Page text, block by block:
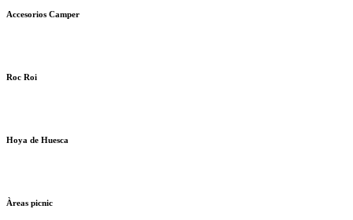
Accesorios Camper
Roc Roi
Hoya de Huesca
Àreas picnic